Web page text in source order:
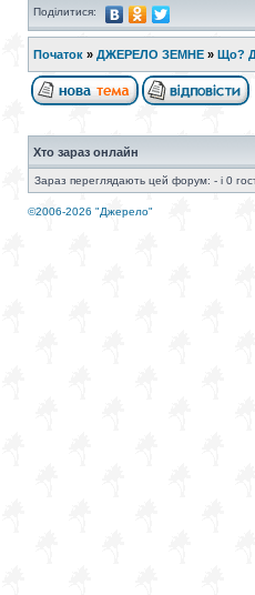
Поділитися:
Початок » ДЖЕРЕЛО ЗЕМНЕ » Що?
Хто зараз онлайн
Зараз переглядають цей форум: - і 0
©2006-2026 "Джерело"